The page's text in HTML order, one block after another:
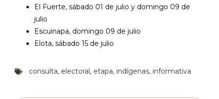
El Fuerte, sábado 01 de julio y domingo 09 de
julio
Escuinapa, domingo 09 de julio
Elota, sábado 15 de julio
consulta, electoral , etapa, indígenas, informativa